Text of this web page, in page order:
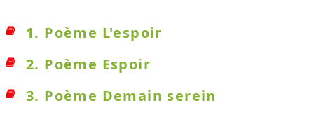
1. Poème L'espoir
2. Poème Espoir
3. Poème Demain serein